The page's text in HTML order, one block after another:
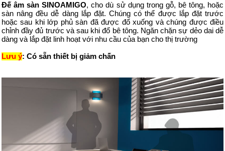
Đế âm sàn SINOAMIGO, cho dù sử dụng trong gỗ, bê tông, hoặc
sàn nâng đều dễ dàng lắp đặt. Chúng có thể được lắp đặt trước
hoặc sau khi lớp phủ sàn đã được đổ xuống và chúng được điều
chỉnh đầy đủ trước và sau khi đổ bê tông. Ngăn chặn sự dẻo dai dễ
dàng và lắp đặt linh hoạt với nhu cầu của bạn cho thị trường
Lưu ý: Có sẵn thiết bị giảm chấn